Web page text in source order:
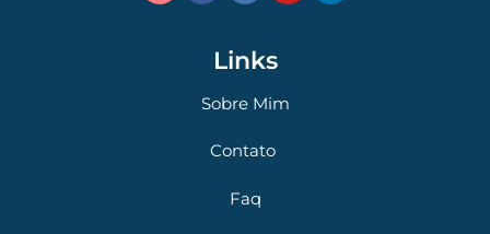
Links
Sobre Mim
Contato
Faq